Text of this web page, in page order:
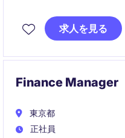
日本の重要プロジェク
契約リスク管理とプロ
求人を見る
Finance Manager
東京都
正社員